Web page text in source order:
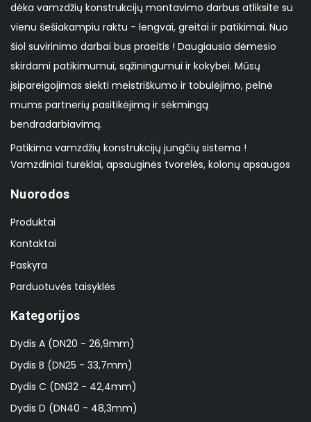
dėka vamzdžių konstrukcijų montavimo darbus atliksite su
vienu šešiakampiu raktu - lengvai, greitai ir patikimai. Nuo
šiol suvirinimo darbai bus praeitis ! Daugiausia dėmesio
skirdami patikimumui, sąžiningumui ir kokybei. Mūsų
įsipareigojimas siekti meistriškumo ir tobulėjimo, pelnė
mums partnerių pasitikėjimą ir sėkmingą
bendradarbiavimą.
Patikima vamzdžių konstrukcijų jungčių sistema !
Vamzdiniai turėklai, apsauginės tvorelės, kolonų apsaugos
Nuorodos
Produktai
Kontaktai
Paskyra
Parduotuvės taisyklės
Kategorijos
Dydis A (DN20 - 26,9mm)
Dydis B (DN25 - 33,7mm)
Dydis C (DN32 - 42,4mm)
Dydis D (DN40 - 48,3mm)